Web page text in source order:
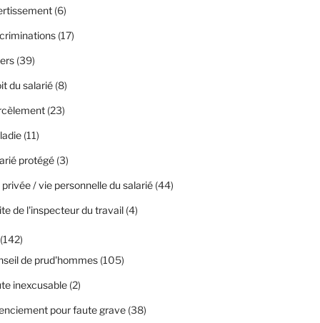
(6)
(17)
(39)
du salarié(8)
(23)
(11)
protégé(3)
/ vie personnelle du salarié(44)
de l'inspecteur du travail(4)
de prud'hommes(105)
inexcusable(2)
pour faute grave(38)